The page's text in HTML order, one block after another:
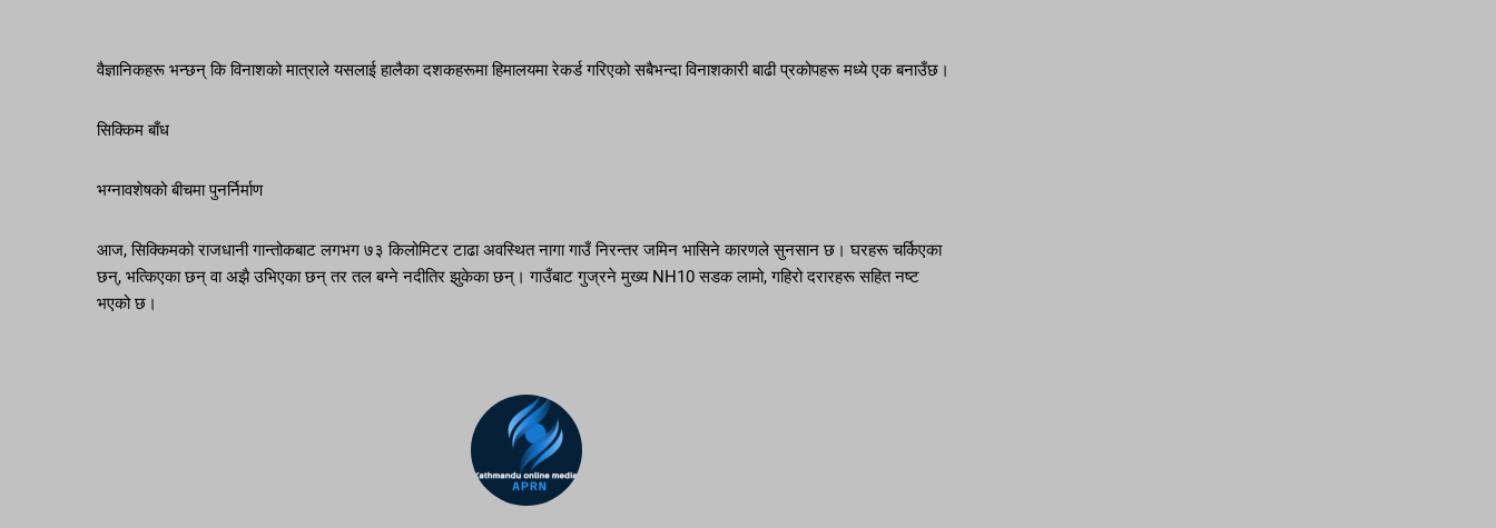
वैज्ञानिकहरू भन्छन् कि विनाशको मात्राले यसलाई हालैका दशकहरूमा हिमालयमा रेकर्ड गरिएको सबैभन्दा विनाशकारी बाढी प्रकोपहरू मध्ये एक बनाउँछ।
सिक्किम बाँध
भग्नावशेषको बीचमा पुनर्निर्माण
आज, सिक्किमको राजधानी गान्तोकबाट लगभग ७३ किलोमिटर टाढा अवस्थित नागा गाउँ निरन्तर जमिन भासिने कारणले सुनसान छ। घरहरू चर्किएका
छन्, भत्किएका छन् वा अझै उभिएका छन् तर तल बग्ने नदीतिर झुकेका छन्। गाउँबाट गुज्रने मुख्य NH10 सडक लामो, गहिरो दरारहरू सहित नष्ट
भएको छ।